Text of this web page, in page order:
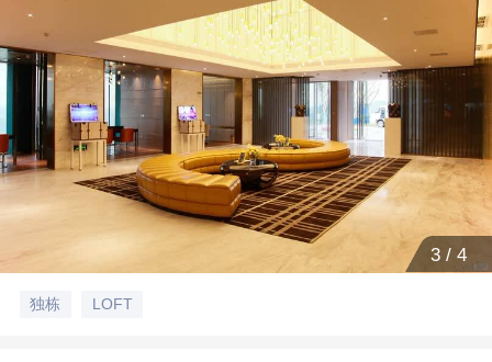
重庆物业指数第1
重庆楼盘口碑指数第1
品牌认知指数第1
4 /4
独栋 LOFT